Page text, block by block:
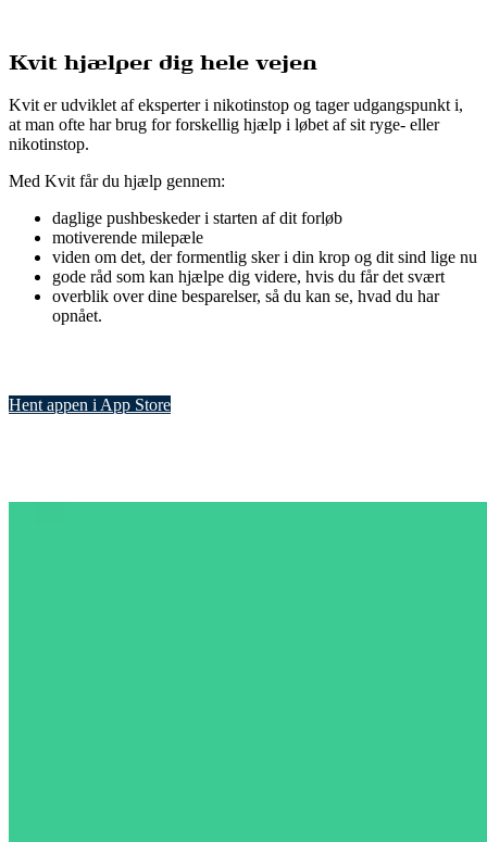
Kvit hjælper dig hele vejen
Kvit er udviklet af eksperter i nikotinstop og tager udgangspunkt i,
at man ofte har brug for forskellig hjælp i løbet af sit ryge- eller
nikotinstop.
Med Kvit får du hjælp gennem:
daglige pushbeskeder i starten af dit forløb
motiverende milepæle
viden om det, der formentlig sker i din krop og dit sind lige nu
gode råd som kan hjælpe dig videre, hvis du får det svært
overblik over dine besparelser, så du kan se, hvad du har
opnået.
Hent appen i App Store